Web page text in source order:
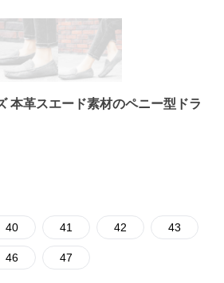
本革スエード素材のペニー型ドラ
40 41 42 43
46 47